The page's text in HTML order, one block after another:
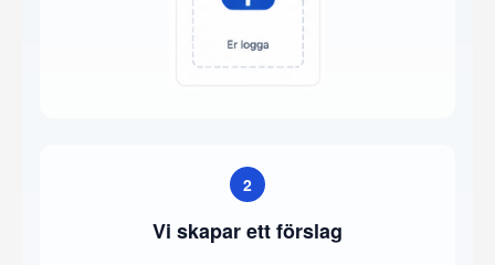
2
Vi skapar ett förslag